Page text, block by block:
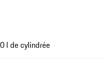
l de cylindrée